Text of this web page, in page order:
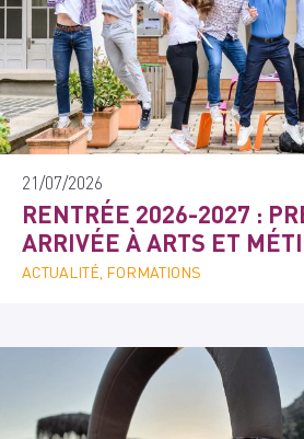
21/07/2026
RENTRÉE 2026-2027 :
ARRIVÉE À ARTS ET
ACTUALITÉ, FORMATIONS